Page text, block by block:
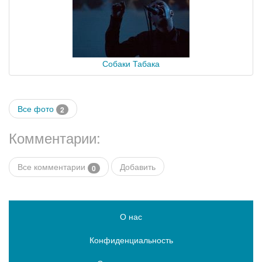
Собаки Табака
Все фото 2
Комментарии:
Все комментарии 0 Добавить
О нас
Конфиденциальность